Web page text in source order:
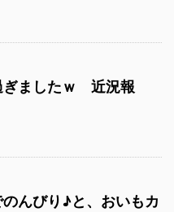
ぎましたｗ 近況報
んびり♪と、おいもカ